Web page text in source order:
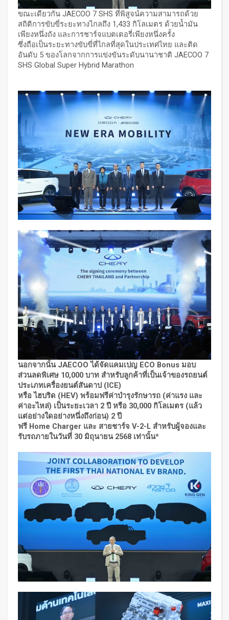
ขณะเดียวกัน JAECOO 7 SHS ที่พิสูจน์ความสามารถด้วย
สถิติการขับขี่ระยะทางไกลถึง 1,433 กิโลเมตร ด้วยน้ำมัน
เพียงหนึ่งถัง และการชาร์จแบตเตอรี่เพียงหนึ่งครั้ง
ซึ่งถือเป็นระยะทางขับขี่ที่ไกลที่สุดในประเทศไทย และติด
อันดับ 5 ของโลกจากการแข่งขันระดับนานาชาติ JAECOO 7
SHS Global Super Hybrid Marathon
นอกจากนั้น JAECOO ได้จัดแคมเปญ ECO Bonus มอบ
ส่วนลดพิเศษ 10,000 บาท สำหรับลูกค้าที่เป็นเจ้าของรถยนต์
ประเภทเครื่องยนต์สันดาป ( ICE)
หรือ ไฮบริด ( HEV) พร้อมฟรีค่าบำรุงรักษารถ (ค่าแรง และ
ค่าอะไหล่) เป็นระยะเวลา 2 ปี หรือ 30,000 กิโลเมตร (แล้ว
แต่อย่างใดอย่างหนึ่งถึงก่อน) 2 ปี
ฟรี Home Charger และ สายชาร์จ V-2-L สำหรับผู้จองและ
รับรถภายในวันที่ 30 มิถุนายน 2568 เท่านั้น*